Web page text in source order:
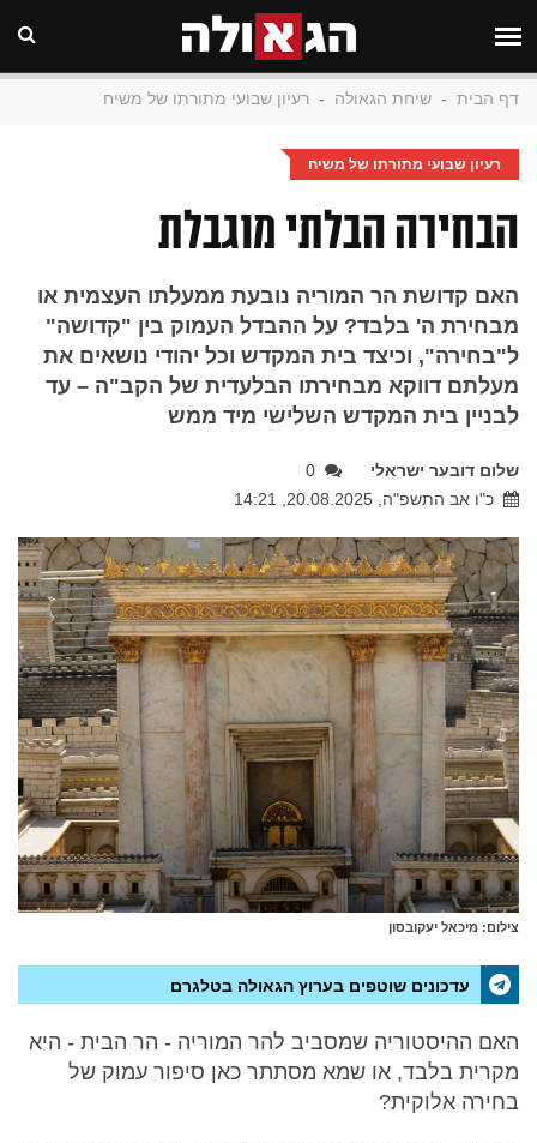
דף הבית - שיחת הגאולה - רעיון שבועי מתורתו של משיח
רעיון שבועי מתורתו של משיח
הבחירה הבלתי מוגבלת
האם קדושת הר המוריה נובעת ממעלתו העצמית או
מבחירת ה' בלבד? על ההבדל העמוק בין "קדושה"
ל"בחירה", וכיצד בית המקדש וכל יהודי נושאים את
מעלתם דווקא מבחירתו הבלעדית של הקב"ה – עד
לבניין בית המקדש השלישי מיד ממש
שלום דובער ישראלי
0
כ"ו אב התשפ"ה, 20.08.2025, 14:21
צילום: מיכאל יעקובסון
עדכונים שוטפים בערוץ הגאולה בטלגרם
האם ההיסטוריה שמסביב להר המוריה - הר הבית - היא
מקרית בלבד, או שמא מסתתר כאן סיפור עמוק של
בחירה אלוקית?